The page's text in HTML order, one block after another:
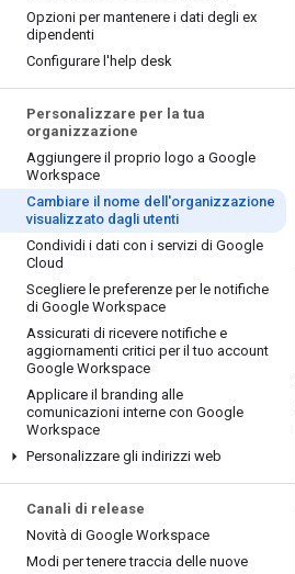
Opzioni per mantenere i dati degli ex
dipendenti
Configurare l'help desk
Personalizzare per la tua
organizzazione
Aggiungere il proprio logo a Google
Workspace
Cambiare il nome dell'organizzazione
visualizzato dagli utenti
Condividi i dati con i servizi di Google
Cloud
Scegliere le preferenze per le notifiche
di Google Workspace
Assicurati di ricevere notifiche e
aggiornamenti critici per il tuo account
Google Workspace
Applicare il branding alle
comunicazioni interne con Google
Workspace
Personalizzare gli indirizzi web
Canali di release
Novità di Google Workspace
Modi per tenere traccia delle nuove
Prova Google
Aumenta la tua
con l'AI
Documentazione e formazione